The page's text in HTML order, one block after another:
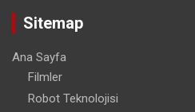
Sitemap
Ana Sayfa
Filmler
Robot Teknolojisi